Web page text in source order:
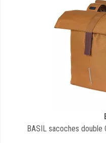
BASIL sacoches double